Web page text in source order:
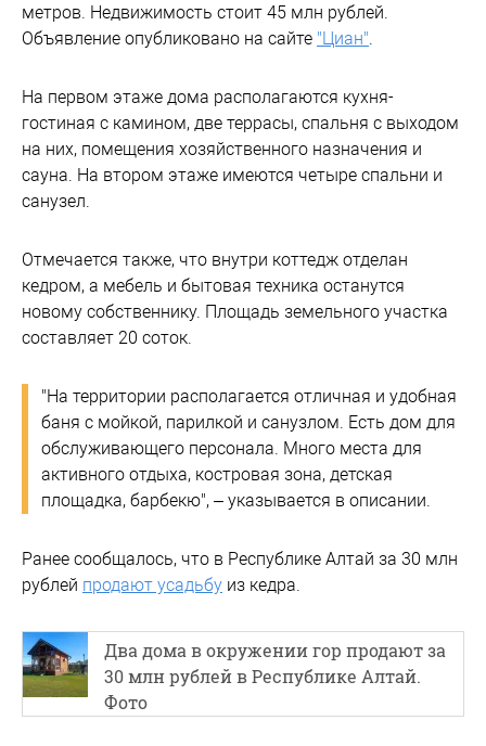
метров. Недвижимость стоит 45 млн рублей.
Объявление опубликовано на сайте "Циан"
На первом этаже дома располагаются кухня-
гостиная с камином, две террасы, спальня с выходом
на них, помещения хозяйственного назначения и
сауна. На втором этаже имеются четыре спальни и
санузел.
Отмечается также, что внутри коттедж отделан
кедром, а мебель и бытовая техника останутся
новому собственнику. Площадь земельного участка
составляет 20 соток.
"На территории располагается отличная и удобная
баня с мойкой, парилкой и санузлом. Есть дом для
обслуживающего персонала. Много места для
активного отдыха, костровая зона, детская
площадка, барбекю", – указывается в описании.
Ранее сообщалось, что в Республике Алтай за 30 млн
рублей продают усадьбу из кедра.
Два дома в окружении гор продают за
30 млн рублей в Республике Алтай.
Фото